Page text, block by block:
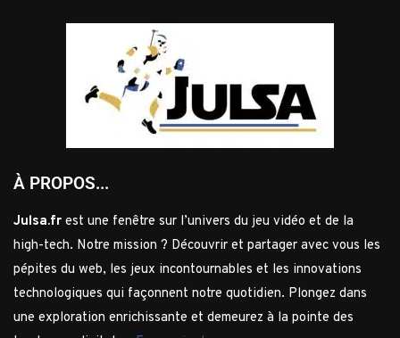
À PROPOS...
Julsa.fr est une fenêtre sur l’univers du jeu vidéo et de la
high-tech. Notre mission ? Découvrir et partager avec vous les
pépites du web, les jeux incontournables et les innovations
technologiques qui façonnent notre quotidien. Plongez dans
une exploration enrichissante et demeurez à la pointe des